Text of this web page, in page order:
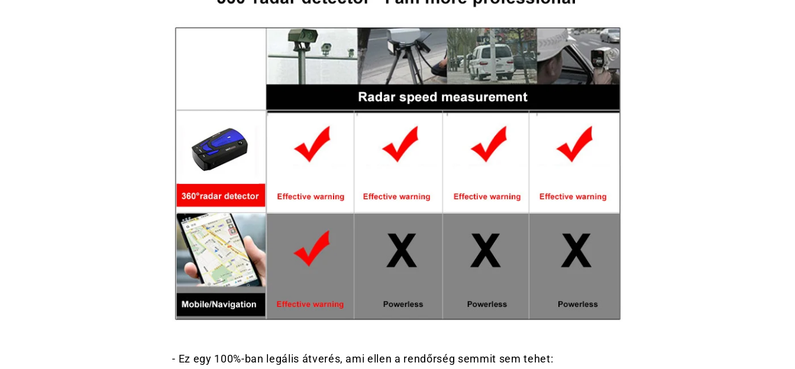
- Ez egy 100%-ban legális átverés, ami ellen a rendőrség semmit sem tehet: